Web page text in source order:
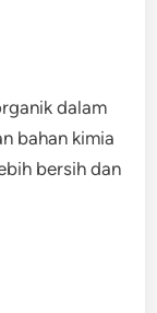
dalam
bahan kimia
bersih dan